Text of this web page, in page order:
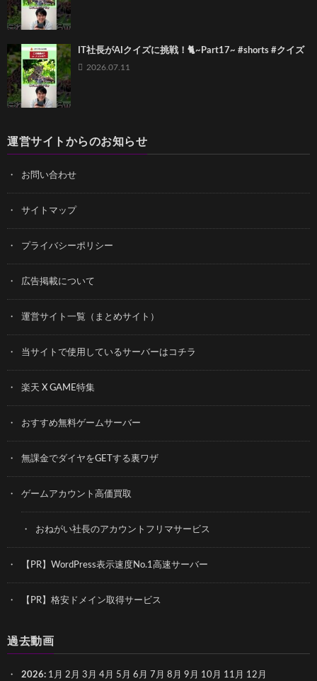
IT社長がAIクイズに挑戦！🐈~Part17~ #shorts #クイズ
2026.07.11
運営サイトからのお知らせ
お問い合わせ
サイトマップ
プライバシーポリシー
広告掲載について
運営サイト一覧（まとめサイト）
当サイトで使用しているサーバーはコチラ
楽天 X GAME特集
おすすめ無料ゲームサーバー
無課金でダイヤをGETする裏ワザ
ゲームアカウント高価買取
おねがい社長のアカウントフリマサービス
【PR】WordPress表示速度No.1高速サーバー
【PR】格安ドメイン取得サービス
過去動画
2026: 1月 2月 3月 4月 5月 6月 7月 8月 9月 10月 11月 12月